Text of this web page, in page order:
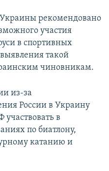
рекомендовано
участия
в спортивных
такой
чиновникам.
из-за
России в Украину
в
по биатлону,
катанию и